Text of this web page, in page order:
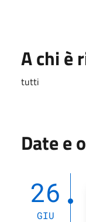
A chi è
tutti
Date e
26
GIU